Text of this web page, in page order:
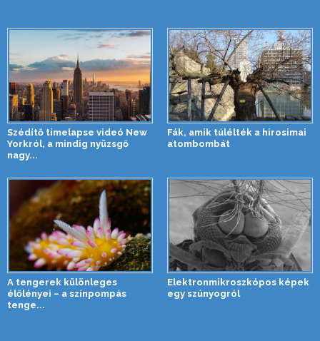
Szédítő timelapse videó New
Yorkról, a mindig nyüzsgő
nagy...
Fák, amik túlélték a hirosimai
atombombát
A tengerek különleges
élőlényei – a színpompás
tenge...
Elektronmikroszkópos képek
egy szúnyogról